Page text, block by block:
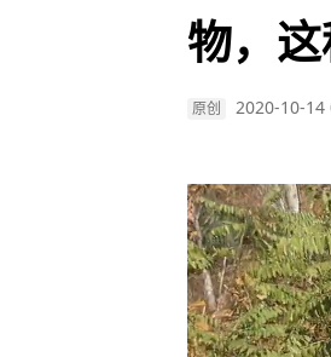
物，
原创 2020-10-14